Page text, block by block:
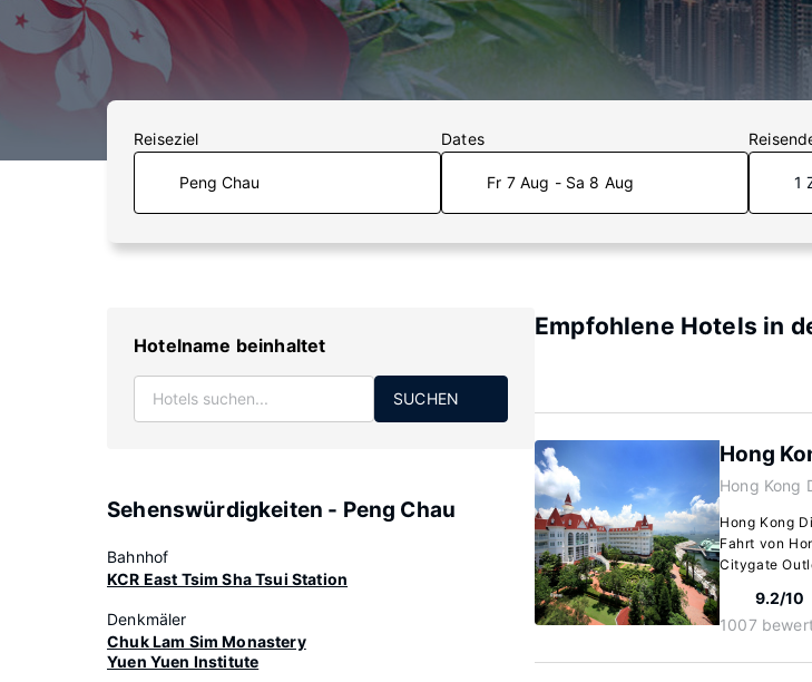
Reiseziel Dates
Fr 7 Aug - Sa 8 Aug 1
Hotelname beinhaltet
SUCHEN
Sehenswürdigkeiten - Peng Chau
Bahnhof
KCR East Tsim Sha Tsui Station
Denkmäler
Chuk Lam Sim Monastery
Yuen Yuen Institute
Empfohlene Hotels in
Hong
Hong Kong
Hong Kong
Fahrt von
Citygate
9.2/10
1007